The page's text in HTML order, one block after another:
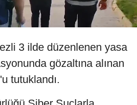
3 ilde düzenlenen yasa
gözaltına alınan
tutuklandı.